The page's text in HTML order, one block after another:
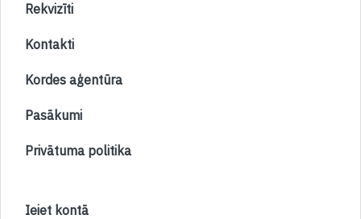
Rekvizīti
Kontakti
Kordes aģentūra
Pasākumi
Privātuma politika
Ieiet kontā